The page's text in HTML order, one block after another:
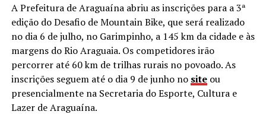
A Prefeitura de Araguaína abriu as inscrições para a 3ª
edição do Desafio de Mountain Bike, que será realizado
no dia 6 de julho, no Garimpinho, a 145 km da cidade e às
margens do Rio Araguaia. Os competidores irão
percorrer até 60 km de trilhas rurais no povoado. As
inscrições seguem até o dia 9 de junho no site ou
presencialmente na Secretaria do Esporte, Cultura e
Lazer de Araguaína.